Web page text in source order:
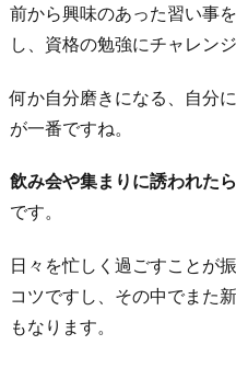
前から興味のあった習い事
し、資格の勉強にチャレン
何か自分磨きになる、自分
が一番ですね。
飲み会や集まりに誘われた
です。
日々を忙しく過ごすことが
コツですし、その中でまた
もなります。